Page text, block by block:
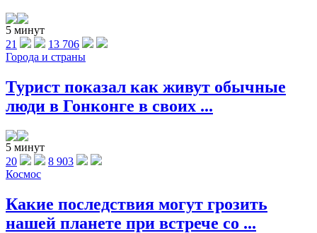
5 минут
21
13 706
Города и страны
Турист показал как живут обычные
люди в Гонконге в своих ...
5 минут
20
8 903
Космос
Какие последствия могут грозить
нашей планете при встрече со ...